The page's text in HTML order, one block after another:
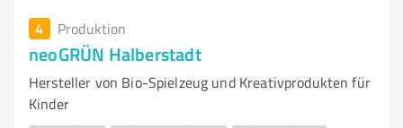
4 Produktion
neoGRÜN Halberstadt
Hersteller von Bio-Spielzeug und Kreativprodukten für
Kinder